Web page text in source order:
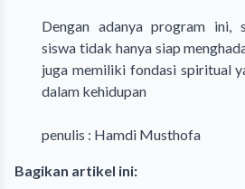
Dengan adanya program ini,
siswa tidak hanya siap
juga memiliki fondasi spiritual
dalam kehidupan
penulis : Hamdi Musthofa
Bagikan artikel ini: